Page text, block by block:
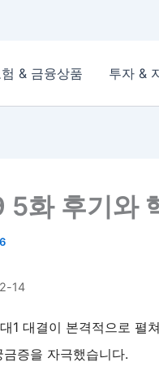
& 금융상품 투자 &
5화 후기와
14
대1 대결이 본격적으로 펼
증을 자극했습니다.